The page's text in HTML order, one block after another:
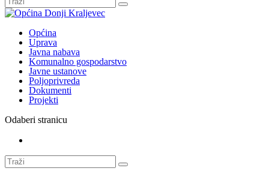
Općina
Uprava
Javna nabava
Komunalno gospodarstvo
Javne ustanove
Poljoprivreda
Dokumenti
Projekti
Odaberi stranicu